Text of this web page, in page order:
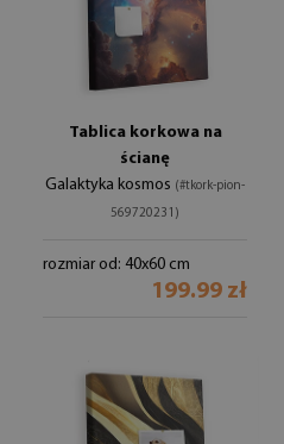
Tablica korkowa na
ścianę
Galaktyka kosmos (#tkork-pion-
569720231)
rozmiar od: 40x60 cm
199.99 zł